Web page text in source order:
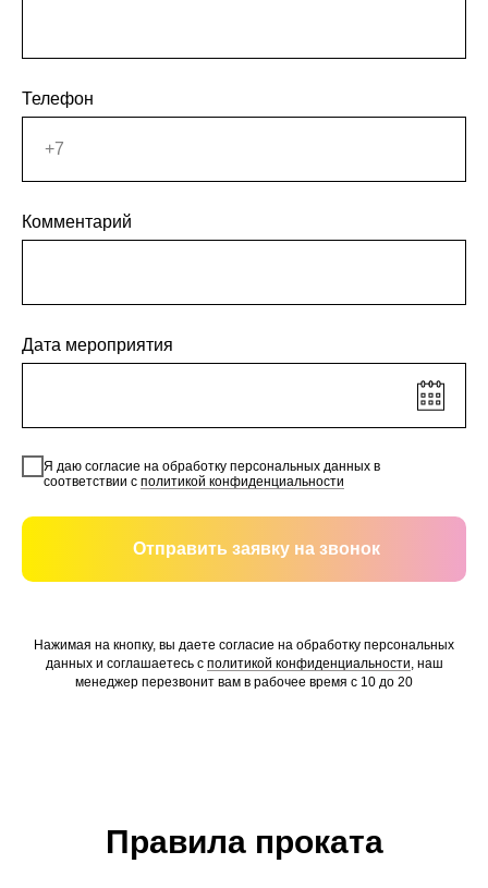
Телефон
Комментарий
Дата мероприятия
Я даю согласие на обработку персональных данных в
соответствии с политикой конфиденциальности
Отправить заявку на звонок
Нажимая на кнопку, вы даете согласие на обработку персональных
данных и соглашаетесь c политикой конфиденциальности, наш
менеджер перезвонит вам в рабочее время с 10 до 20
Правила проката